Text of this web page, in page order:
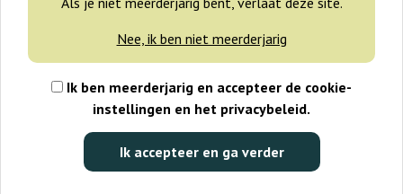
Nee, ik ben niet meerderjarig
Ik ben meerderjarig en accepteer de cookie-
instellingen en het privacybeleid.
Ik accepteer en ga verder